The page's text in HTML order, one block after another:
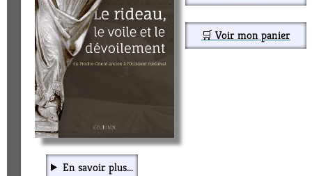
🛒 Voir mon panier
En savoir plus...